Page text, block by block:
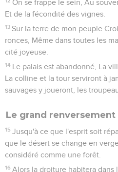
les cordages ne seront point
nous tient lieu de fleuves, de
pénètrent point de navires à
grand vaisseau.
Car l'Éternel est notre juge,
L'Éternel est notre roi : C'est lui
mât et ne tendent plus les voiles.
part au pillage :
24
Aucun habitant ne dit : Je